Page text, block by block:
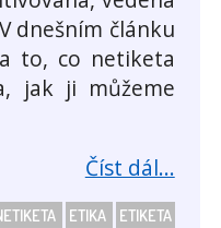
dnešním článku
to, co netiketa
jak ji můžeme
Číst dál...
ETIKA ETIKETA